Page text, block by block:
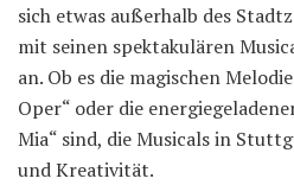
sich etwas außerhalb des
mit seinen spektakulären
an. Ob es die magischen
Oper“ oder die
Mia“ sind, die Musicals in
und Kreativität.